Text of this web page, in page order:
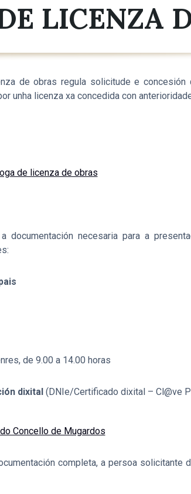
LICENZA
de obras regula solicitude e concesión
unha licenza xa concedida con
de licenza de obras
documentación necesaria para a
de 9.00 a 14.00 horas
dixital(DNIe/Certificado dixital – Cl@ve
Concello de Mugardos
completa, a persoa solicitante